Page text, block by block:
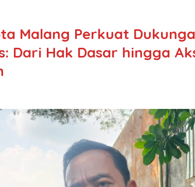
Malang Perkuat
Dari Hak Dasar hingga